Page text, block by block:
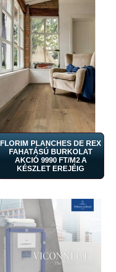
FLORIM PLANCHES DE REX
FAHATÁSÚ BURKOLAT
AKCIÓ 9990 FT/M2 A
KÉSZLET EREJÉIG